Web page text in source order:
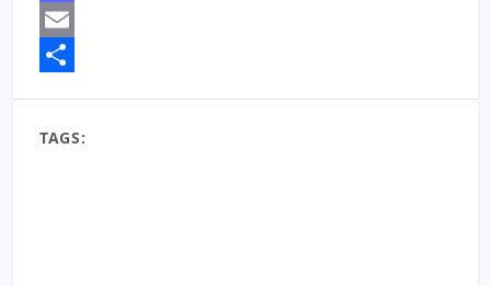
Mastodon
Email
TAGS: